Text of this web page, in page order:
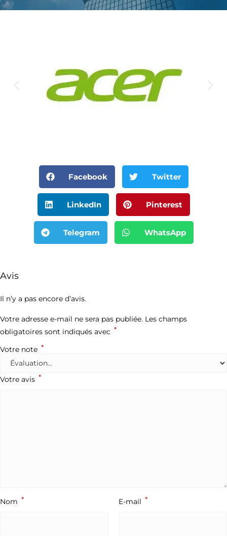
Facebook Twitter
LinkedIn Pinterest
Telegram WhatsApp
Avis
Il n’y a pas encore d’avis.
Votre adresse e-mail ne sera pas publiée. Les champs
obligatoires sont indiqués avec *
Votre note *
Votre avis *
Nom * E-mail *